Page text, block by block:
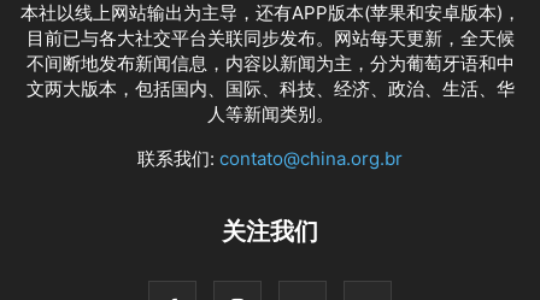
本社以线上网站输出为主导，还有APP版本(苹果和安卓版本)，
目前已与各大社交平台关联同步发布。网站每天更新，全天候
不间断地发布新闻信息，内容以新闻为主，分为葡萄牙语和中
文两大版本，包括国内、国际、科技、经济、政治、生活、华
人等新闻类别。
联系我们: contato@china.org.br
关注我们